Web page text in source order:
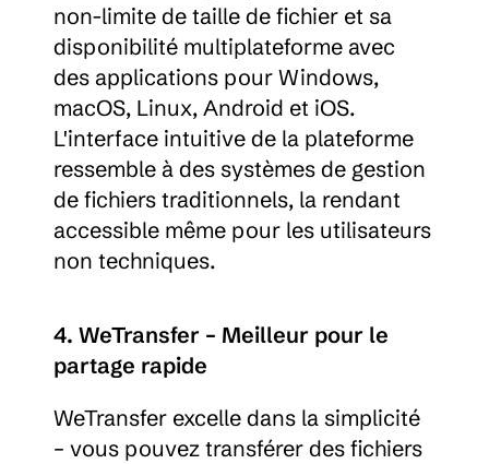
non-limite de taille de fichier et sa
disponibilité multiplateforme avec
des applications pour Windows,
macOS, Linux, Android et iOS.
L'interface intuitive de la plateforme
ressemble à des systèmes de gestion
de fichiers traditionnels, la rendant
accessible même pour les utilisateurs
non techniques.
4. WeTransfer – Meilleur pour le
partage rapide
WeTransfer excelle dans la simplicité
– vous pouvez transférer des fichiers